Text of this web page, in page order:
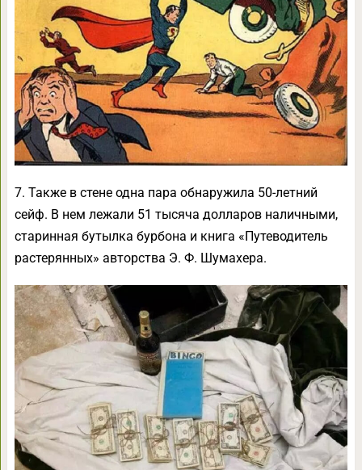
7. Также в стене одна пара обнаружила 50-летний
сейф. В нем лежали 51 тысяча долларов наличными,
старинная бутылка бурбона и книга «Путеводитель
растерянных» авторства Э. Ф. Шумахера.